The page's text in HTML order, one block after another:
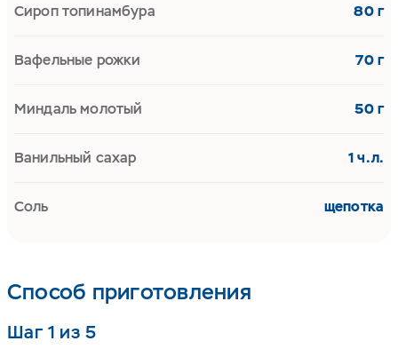
Способ приготовления
Шаг 1 из 5
Cироп топинамбура 80 г
Вафельные рожки 70 г
Миндаль молотый 50 г
Ванильный сахар 1 ч.л.
Соль щепотка